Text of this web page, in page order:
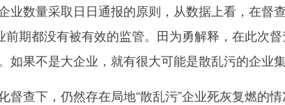
数量采取日日通报的原则，从数据上看，在督
前期都没有被有效的监管。田为勇解释，在此
果不是大企业，就有很大可能是散乱污的企业集
查下，仍然存在局地“散乱污”企业死灰复燃的